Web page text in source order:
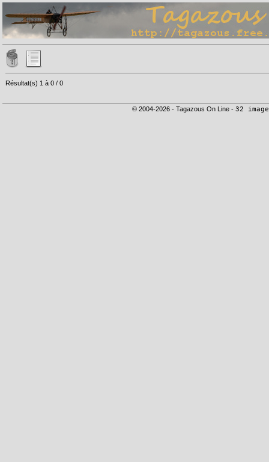
Résultat(s) 1 à 0 / 0
© 2004-2026 - Tagazous On Line - 32